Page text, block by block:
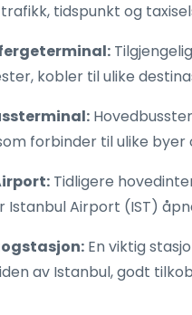
tidspunkt og
kobler til ulike
forbinder til ulike byer
Tidligere
Istanbul Airport (IST)
En viktig
av Istanbul, godt